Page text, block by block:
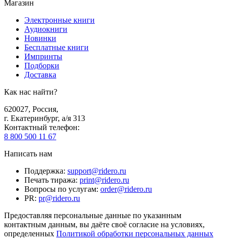
Магазин
Электронные книги
Аудиокниги
Новинки
Бесплатные книги
Импринты
Подборки
Доставка
Как нас найти?
620027, Россия,
г. Екатеринбург, а/я 313
Контактный телефон:
8 800 500 11 67
Написать нам
Поддержка: support@ridero.ru
Печать тиража: print@ridero.ru
Вопросы по услугам: order@ridero.ru
PR: pr@ridero.ru
Предоставляя персональные данные по указанным
контактным данным, вы даёте своё согласие на условиях,
определенных Политикой обработки персональных данных